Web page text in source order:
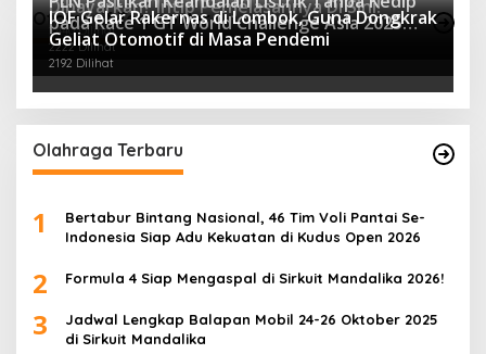
Otomotif Terpopuler
Dibayarkan? Intip Penjelasannya Di Sini!
2440 Dilihat
pada Race 1 GT World Challenge Asia 2025
Mandalika
2222 Dilihat
IOF Gelar Rakernas di Lombok, Guna Dongkrak
Geliat Otomotif di Masa Pendemi
2192 Dilihat
Olahraga Terbaru
1
Bertabur Bintang Nasional, 46 Tim Voli Pantai Se-
Indonesia Siap Adu Kekuatan di Kudus Open 2026
2 Formula 4 Siap Mengaspal di Sirkuit Mandalika 2026!
3
Jadwal Lengkap Balapan Mobil 24-26 Oktober 2025
di Sirkuit Mandalika